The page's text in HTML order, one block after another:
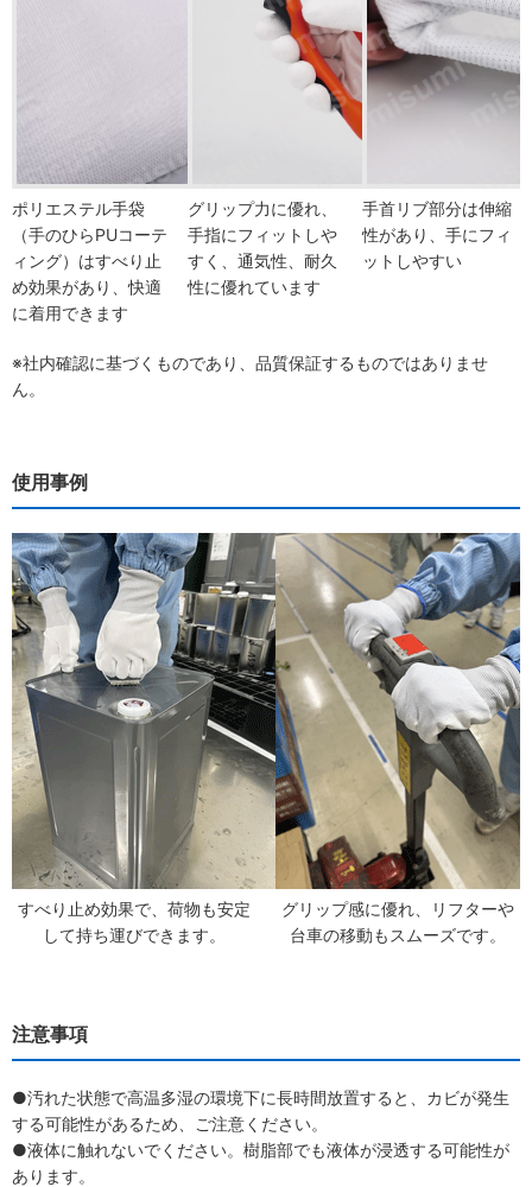
ポリエステル手袋
（手のひらPUコーテ
ィング）はすべり止
め効果があり、快適
に着用できます
グリップ力に優れ、
手指にフィットしや
すく、通気性、耐久
性に優れています
手首リブ部分は伸縮
性があり、手にフィ
ットしやすい
※社内確認に基づくものであり、品質保証するものではありませ
ん。
使用事例
すべり止め効果で、荷物も安定
して持ち運びできます。
グリップ感に優れ、リフターや
台車の移動もスムーズです。
注意事項
●汚れた状態で高温多湿の環境下に長時間放置すると、カビが発生
する可能性があるため、ご注意ください。
●液体に触れないでください。樹脂部でも液体が浸透する可能性が
あります。